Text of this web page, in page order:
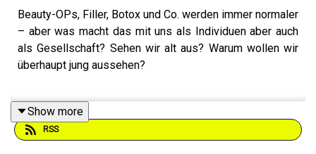
Beauty-OPs, Filler, Botox und Co. werden immer normaler
– aber was macht das mit uns als Individuen aber auch
als Gesellschaft? Sehen wir alt aus? Warum wollen wir
überhaupt jung aussehen?
Am besten hört ihr euch die vorherige Folge#57 Bin ich
alt?an, bevor ihr mit dieser Folge startet :)
Show more
RSS